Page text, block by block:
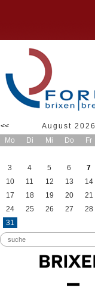
<< August 2026
Mo Di Mi Do Fr
3
4 5 6 7
10
11 12 13 14
17
18 19 20 21
24
25 26 27 28
31